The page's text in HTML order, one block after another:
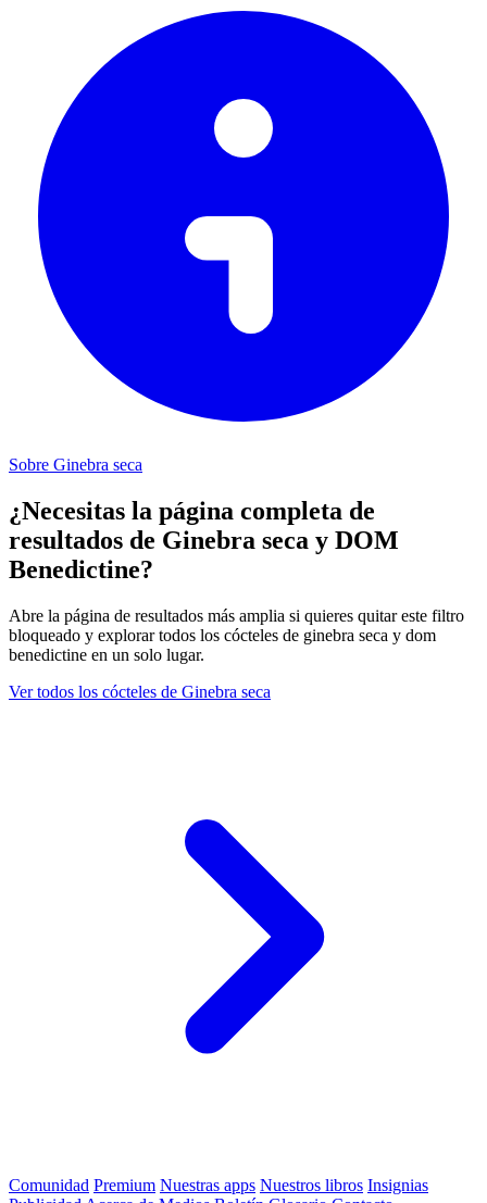
Sobre Ginebra seca
¿Necesitas la página completa de
resultados de Ginebra seca y DOM
Benedictine?
Abre la página de resultados más amplia si quieres quitar este filtro
bloqueado y explorar todos los cócteles de ginebra seca y dom
benedictine en un solo lugar.
Ver todos los cócteles de Ginebra seca
Comunidad Premium Nuestras apps Nuestros libros Insignias